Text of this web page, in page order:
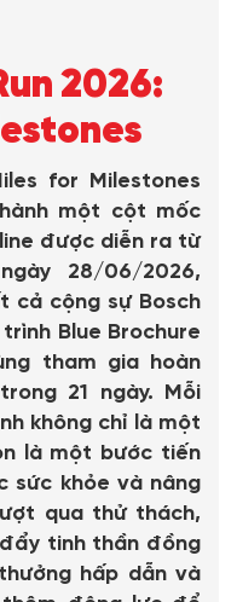
2026:
for Milestones
một cột mốc
được diễn ra từ
28/06/2026,
cả cộng sự Bosch
Blue Brochure
tham gia hoàn
21 ngày. Mỗi
không chỉ là một
là một bước tiến
sức khỏe và nâng
qua thử thách,
tinh thần đồng
hấp dẫn và